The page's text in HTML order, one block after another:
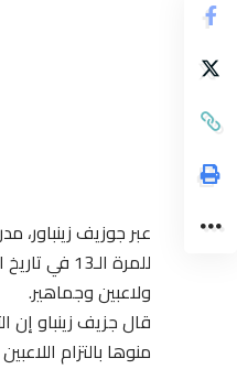
عبر جوزيف زينباور،
للمرة
ولاعبين وجماهير.
قال جزيف زينباو إن
منوها بالتزام